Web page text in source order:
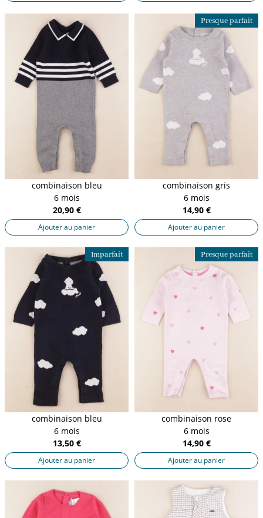
combinaison bleu
6 mois
20,90 €
Ajouter au panier
Presque parfait
combinaison gris
6 mois
14,90 €
Ajouter au panier
Imparfait
combinaison bleu
6 mois
13,50 €
Ajouter au panier
Presque parfait
combinaison rose
6 mois
14,90 €
Ajouter au panier